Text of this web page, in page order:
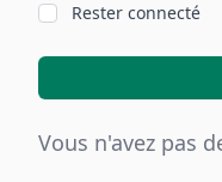
Rester connecté
Vous n'avez pas